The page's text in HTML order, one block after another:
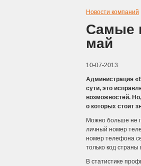
Новости компаний
Самые
май
10-07-2013
Администрация
сути, это
возможностей.
о которых стоит
Можно больше не
личный номер
номер телефона
только код
В статистике